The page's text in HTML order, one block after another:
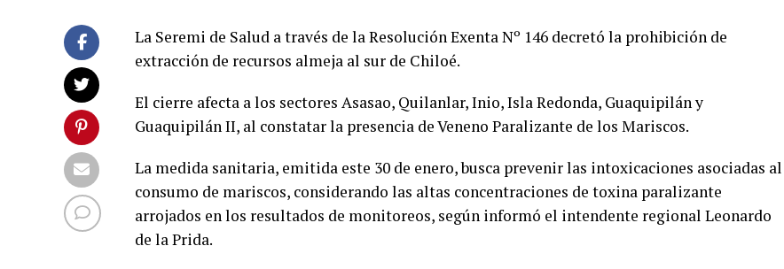
La Seremi de Salud a través de la Resolución Exenta Nº 146 decretó la prohibición de
extracción de recursos almeja al sur de Chiloé.
El cierre afecta a los sectores Asasao, Quilanlar, Inio, Isla Redonda, Guaquipilán y
Guaquipilán II, al constatar la presencia de Veneno Paralizante de los Mariscos.
La medida sanitaria, emitida este 30 de enero, busca prevenir las intoxicaciones asociadas al
consumo de mariscos, considerando las altas concentraciones de toxina paralizante
arrojados en los resultados de monitoreos, según informó el intendente regional Leonardo
de la Prida.